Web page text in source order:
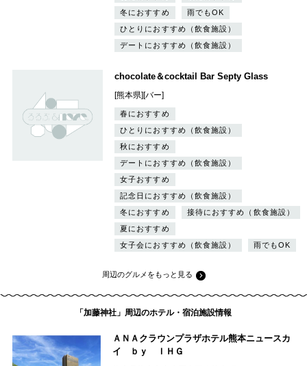
冬におすすめ
雨でもOK
ひとりにおすすめ（飲食施設）
デートにおすすめ（飲食施設）
chocolate＆cocktail Bar Septy Glass
[熊本県][バー]
春におすすめ
ひとりにおすすめ（飲食施設）
秋におすすめ
デートにおすすめ（飲食施設）
女子おすすめ
記念日におすすめ（飲食施設）
冬におすすめ
接待におすすめ（飲食施設）
夏におすすめ
女子会におすすめ（飲食施設）
雨でもOK
周辺のグルメをもっと見る
「加藤神社」周辺のホテル・宿泊施設情報
ＡＮＡクラウンプラザホテル熊本ニュースカ
イ ｂｙ ＩＨＧ